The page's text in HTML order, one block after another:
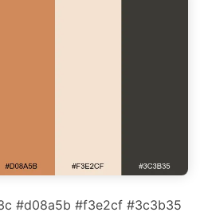
#d08a5b #f3e2cf #3c3b35